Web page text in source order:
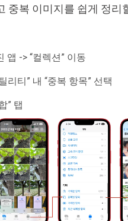
중복 이미지를 쉽게 정리
앱 -> “컬렉션” 이동
리티” 내 “중복 항목” 선택
” 탭